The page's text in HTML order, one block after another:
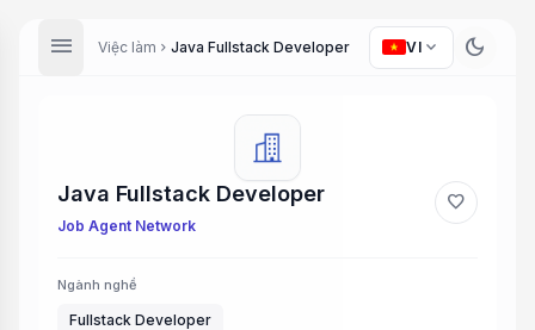
menu Việc làm chevron_right Java Fullstack Developer VI expand_more dark_mode
Java Fullstack Developer
Job Agent Network
favorite
Ngành nghề
Fullstack Developer